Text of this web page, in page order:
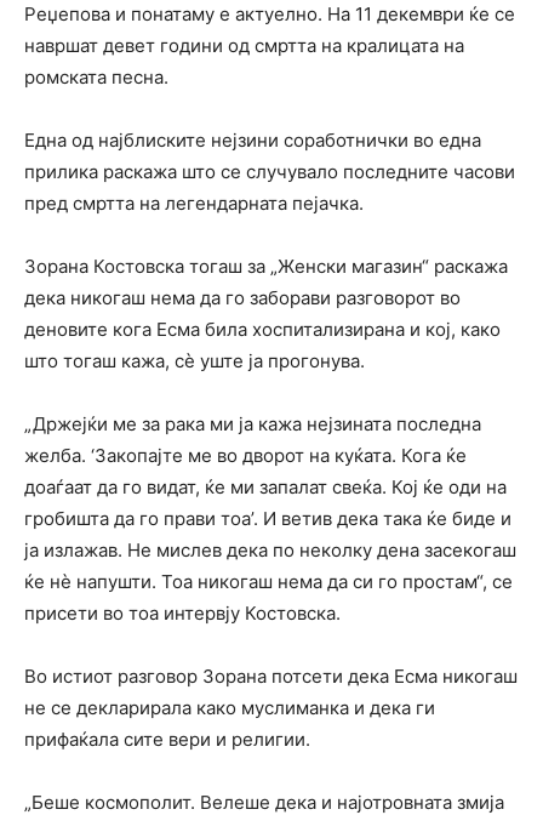
Реџепова и понатаму е актуелно. На 11 декември ќе се
навршат девет години од смртта на кралицата на
ромската песна.
Една од најблиските нејзини соработнички во една
прилика раскажа што се случувало последните часови
пред смртта на легендарната пејачка.
Зорана Костовска тогаш за „Женски магазин“ раскажа
дека никогаш нема да го заборави разговорот во
деновите кога Есма била хоспитализирана и кој, како
што тогаш кажа, сѐ уште ја прогонува.
„Држејќи ме за рака ми ја кажа нејзината последна
желба. ‘Закопајте ме во дворот на куќата. Кога ќе
доаѓаат да го видат, ќе ми запалат свеќа. Кој ќе оди на
гробишта да го прави тоа’. И ветив дека така ќе биде и
ја излажав. Не мислев дека по неколку дена засекогаш
ќе нѐ напушти. Тоа никогаш нема да си го простам“, се
присети во тоа интервју Костовска.
Во истиот разговор Зорана потсети дека Есма никогаш
не се декларирала како муслиманка и дека ги
прифаќала сите вери и религии.
„Беше космополит. Велеше дека и најотровната змија